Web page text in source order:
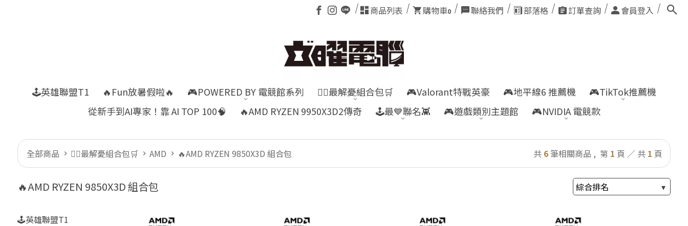
商品列表 購物車0 聯絡我們 部落格 訂單查詢 會員登入
🕹️英雄聯盟T1 🔥Fun放暑假啦🔥 🎮POWERED BY 電競館系列 👍🏻最解憂組合包🛒 🎮Valorant特戰英豪 🎮地平線6 推薦機
🎮TikTok推薦機
從新手到AI專家！靠 AI TOP 100🧠
🔥AMD RYZEN 9950X3D2傳奇 🕹️最💙聯名👾 🎮遊戲類別主題館 🎮NVIDIA 電競款
全部商品 👍🏻最解憂組合包🛒 AMD 🔥AMD RYZEN 9850X3D 組合包 共 6筆相關商品 , 第 1 頁 ／ 共 1 頁
🔥AMD RYZEN 9850X3D 組合包
🕹️英雄聯盟T1